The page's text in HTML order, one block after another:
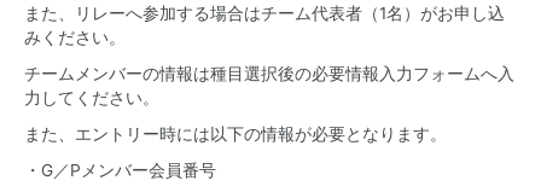
また、リレーへ参加する場合はチーム代表者（1名）がお申し込
みください。
チームメンバーの情報は種目選択後の必要情報入力フォームへ入
力してください。
また、エントリー時には以下の情報が必要となります。
・G／Pメンバー会員番号